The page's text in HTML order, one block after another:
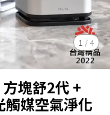
1 / 4
塊舒2代 +
觸媒空氣淨化